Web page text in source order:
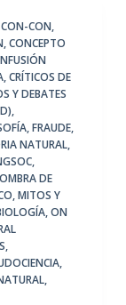
CON,
,CONCEPTO
,CRÍTICOS DE
Y DEBATES
,
,FRAUDE,
NATURAL,
,
DE
,MITOS Y
,ON
,
,
,